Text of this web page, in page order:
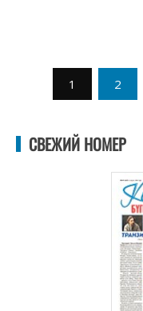
Пагинация
записей
1 2
СВЕЖИЙ НОМЕР